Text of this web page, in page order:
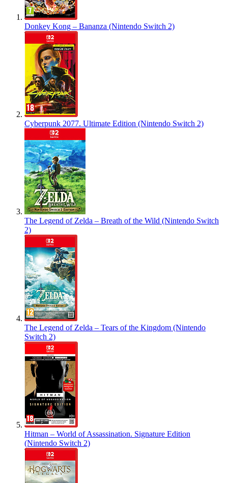
Donkey Kong – Bananza (Nintendo Switch 2)
Cyberpunk 2077. Ultimate Edition (Nintendo Switch 2)
The Legend of Zelda – Breath of the Wild (Nintendo Switch
2)
The Legend of Zelda – Tears of the Kingdom (Nintendo
Switch 2)
Hitman – World of Assassination. Signature Edition
(Nintendo Switch 2)